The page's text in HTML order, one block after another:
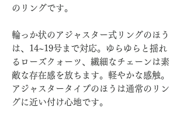
のリングです。
輪っか状のアジャスター式リングのほう
は、14~19号まで対応。ゆらゆらと揺れ
るローズクォーツ、繊細なチェーンは素
敵な存在感を放ちます。軽やかな感触。
アジャスタータイプのほうは通常のリン
グに近い付け心地です。